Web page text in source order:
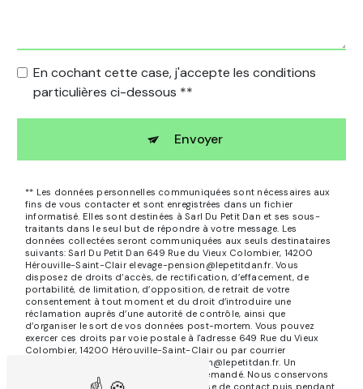
En cochant cette case, j'accepte les conditions
particulières ci-dessous **
Envoyer
** Les données personnelles communiquées sont nécessaires aux
fins de vous contacter et sont enregistrées dans un fichier
informatisé. Elles sont destinées à Sarl Du Petit Dan et ses sous-
traitants dans le seul but de répondre à votre message. Les
données collectées seront communiquées aux seuls destinataires
suivants: Sarl Du Petit Dan 649 Rue du Vieux Colombier, 14200
Hérouville-Saint-Clair elevage-pension@lepetitdan.fr. Vous
disposez de droits d’accès, de rectification, d’effacement, de
portabilité, de limitation, d’opposition, de retrait de votre
consentement à tout moment et du droit d’introduire une
réclamation auprès d’une autorité de contrôle, ainsi que
d’organiser le sort de vos données post-mortem. Vous pouvez
exercer ces droits par voie postale à l'adresse 649 Rue du Vieux
Colombier, 14200 Hérouville-Saint-Clair ou par courrier
électronique à l'adresse elevage-pension@lepetitdan.fr. Un
justificatif d'identité pourra vous être demandé. Nous conservons